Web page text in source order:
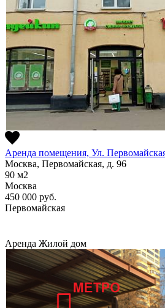
Аренда помещения, Ул.
Москва, Первомайская, д. 96
90 м2
Москва
450 000 руб.
Первомайская
Аренда Жилой дом